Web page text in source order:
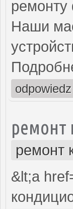
Наши
odpowiedz
ремонт
ремонт
&lt;a